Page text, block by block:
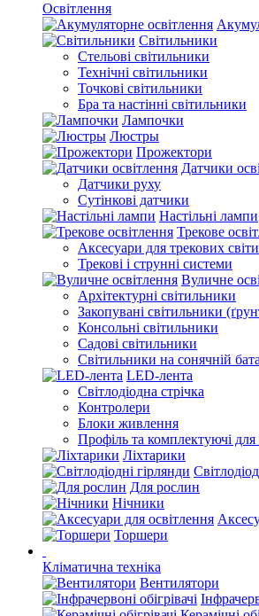
Освітлення
Світильники
Стельові світильники
Технічні світильники
Точкові світильники
Бра та настінні світильники
Лампочки
Люстры
Прожектори
Датчики
Датчики руху
Сутінкові датчики
Настільні лампи
Трекове
Аксесуари для трекових
Трекові і струнні системи
Вуличне
Архітектурні світильники
Закопувані світильники
Консольні світильники
Садові світильники
Світильники на сонячній
LED-лента
Світлодіодна стрічка
Контролери
Блоки живлення
Профіль та комплектуючі
Ліхтарики
Для рослин
Нічники
Торшери
Кліматична техніка
Вентилятори